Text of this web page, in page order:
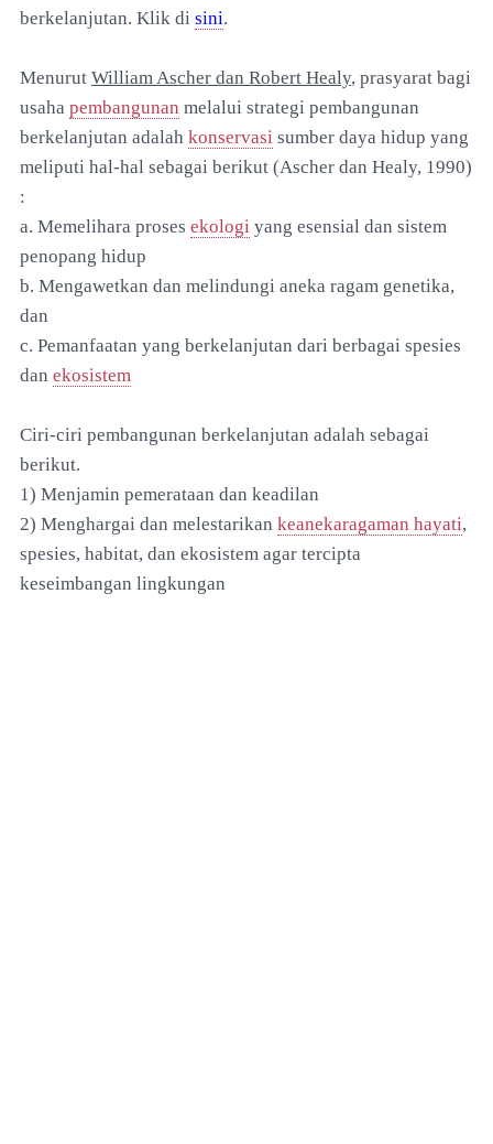
berkelanjutan. Klik di sini.
Menurut William Ascher dan Robert Healy, prasyarat bagi
usaha pembangunan melalui strategi pembangunan
berkelanjutan adalah konservasi sumber daya hidup yang
meliputi hal-hal sebagai berikut (Ascher dan Healy, 1990)
:
a. Memelihara proses ekologi yang esensial dan sistem
penopang hidup
b. Mengawetkan dan melindungi aneka ragam genetika,
dan
c. Pemanfaatan yang berkelanjutan dari berbagai spesies
dan ekosistem
Ciri-ciri pembangunan berkelanjutan adalah sebagai
berikut.
1) Menjamin pemerataan dan keadilan
2) Menghargai dan melestarikan keanekaragaman hayati,
spesies, habitat, dan ekosistem agar tercipta
keseimbangan lingkungan